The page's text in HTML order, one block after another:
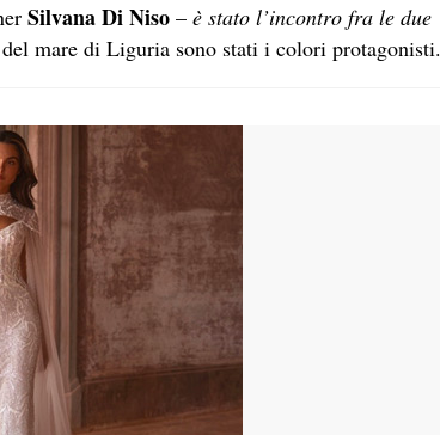
Silvana Di Niso – è stato l’incontro fra le due
del mare di Liguria sono stati i colori protagonisti.